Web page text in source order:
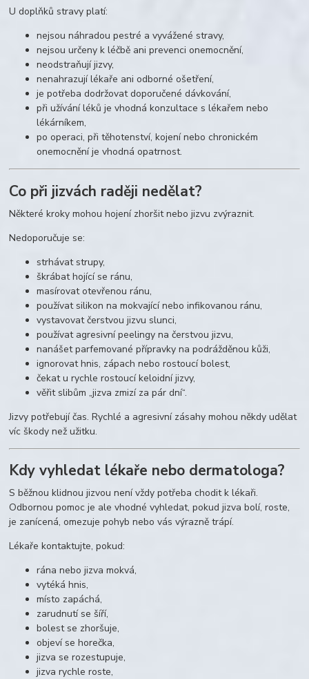
U doplňků stravy platí:
nejsou náhradou pestré a vyvážené stravy,
nejsou určeny k léčbě ani prevenci onemocnění,
neodstraňují jizvy,
nenahrazují lékaře ani odborné ošetření,
je potřeba dodržovat doporučené dávkování,
při užívání léků je vhodná konzultace s lékařem nebo
lékárníkem,
po operaci, při těhotenství, kojení nebo chronickém
onemocnění je vhodná opatrnost.
Co při jizvách raději nedělat?
Některé kroky mohou hojení zhoršit nebo jizvu zvýraznit.
Nedoporučuje se:
strhávat strupy,
škrábat hojící se ránu,
masírovat otevřenou ránu,
používat silikon na mokvající nebo infikovanou ránu,
vystavovat čerstvou jizvu slunci,
používat agresivní peelingy na čerstvou jizvu,
nanášet parfemované přípravky na podrážděnou kůži,
ignorovat hnis, zápach nebo rostoucí bolest,
čekat u rychle rostoucí keloidní jizvy,
věřit slibům „jizva zmizí za pár dní“.
Jizvy potřebují čas. Rychlé a agresivní zásahy mohou někdy udělat
víc škody než užitku.
Kdy vyhledat lékaře nebo dermatologa?
S běžnou klidnou jizvou není vždy potřeba chodit k lékaři.
Odbornou pomoc je ale vhodné vyhledat, pokud jizva bolí, roste,
je zanícená, omezuje pohyb nebo vás výrazně trápí.
Lékaře kontaktujte, pokud:
rána nebo jizva mokvá,
vytéká hnis,
místo zapáchá,
zarudnutí se šíří,
bolest se zhoršuje,
objeví se horečka,
jizva se rozestupuje,
jizva rychle roste,